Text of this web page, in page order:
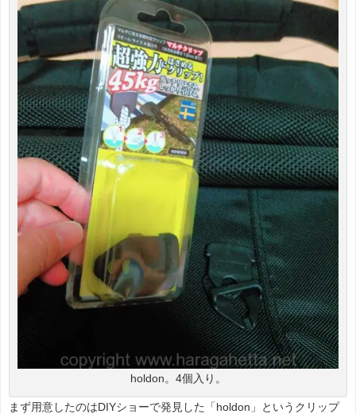
holdon。4個入り。
まず用意したのはDIYショーで発見した「holdon」というクリップ